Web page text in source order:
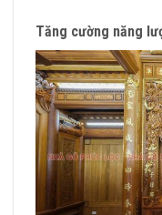
Tăng cường năng